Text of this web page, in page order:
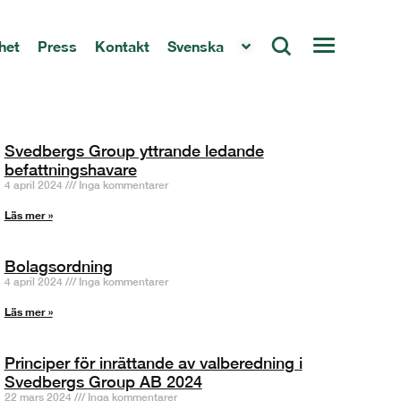
Press Kontakt Svenska
Svedbergs Group yttrande ledande
befattningshavare
4 april 2024 Inga kommentarer
Läs mer »
Bolagsordning
4 april 2024 Inga kommentarer
Läs mer »
Principer för inrättande av valberedning i
Svedbergs Group AB 2024
22 mars 2024 Inga kommentarer